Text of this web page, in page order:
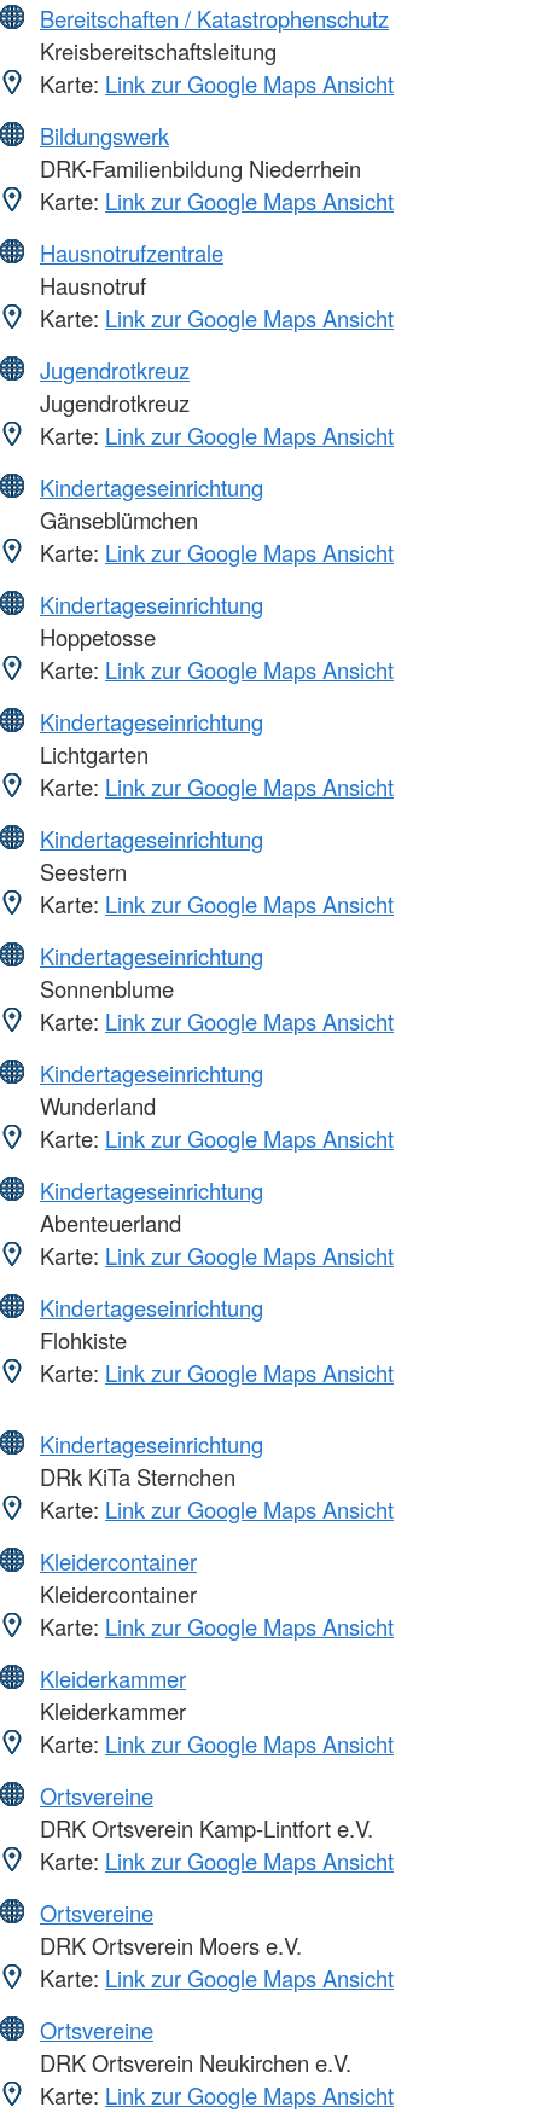
Bereitschaften / Katastrophenschutz
Kreisbereitschaftsleitung
Karte: Link zur Google Maps Ansicht
Bildungswerk
DRK-Familienbildung Niederrhein
Karte: Link zur Google Maps Ansicht
Hausnotrufzentrale
Hausnotruf
Karte: Link zur Google Maps Ansicht
Jugendrotkreuz
Jugendrotkreuz
Karte: Link zur Google Maps Ansicht
Kindertageseinrichtung
Gänseblümchen
Karte: Link zur Google Maps Ansicht
Kindertageseinrichtung
Hoppetosse
Karte: Link zur Google Maps Ansicht
Kindertageseinrichtung
Lichtgarten
Karte: Link zur Google Maps Ansicht
Kindertageseinrichtung
Seestern
Karte: Link zur Google Maps Ansicht
Kindertageseinrichtung
Sonnenblume
Karte: Link zur Google Maps Ansicht
Kindertageseinrichtung
Wunderland
Karte: Link zur Google Maps Ansicht
Kindertageseinrichtung
Abenteuerland
Karte: Link zur Google Maps Ansicht
Kindertageseinrichtung
Flohkiste
Karte: Link zur Google Maps Ansicht
Kindertageseinrichtung
DRk KiTa Sternchen
Karte: Link zur Google Maps Ansicht
Kleidercontainer
Kleidercontainer
Karte: Link zur Google Maps Ansicht
Kleiderkammer
Kleiderkammer
Karte: Link zur Google Maps Ansicht
Ortsvereine
DRK Ortsverein Kamp-Lintfort e.V.
Karte: Link zur Google Maps Ansicht
Ortsvereine
DRK Ortsverein Moers e.V.
Karte: Link zur Google Maps Ansicht
Ortsvereine
DRK Ortsverein Neukirchen e.V.
Karte: Link zur Google Maps Ansicht